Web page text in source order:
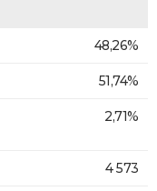
48,26%
51,74%
2,71%
4 573